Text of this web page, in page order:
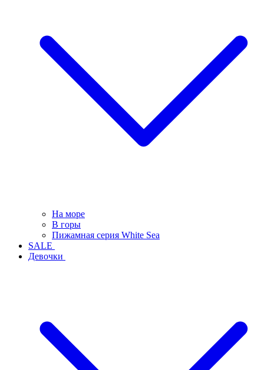
На море
В горы
Пижамная серия White Sea
SALE
Девочки